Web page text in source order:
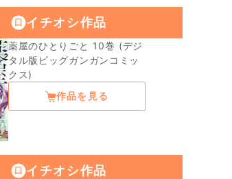
イチオシ作品
薬屋のひとりごと 10巻 (デジ
タル版ビッグガンガンコミッ
クス)
作品を見る
イチオシ作品